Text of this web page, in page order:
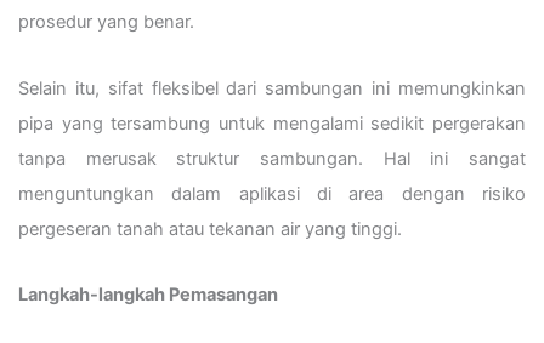
prosedur yang benar.
Selain itu, sifat fleksibel dari sambungan ini memungkinkan
pipa yang tersambung untuk mengalami sedikit pergerakan
tanpa merusak struktur sambungan. Hal ini sangat
menguntungkan dalam aplikasi di area dengan risiko
pergeseran tanah atau tekanan air yang tinggi.
Langkah-langkah Pemasangan